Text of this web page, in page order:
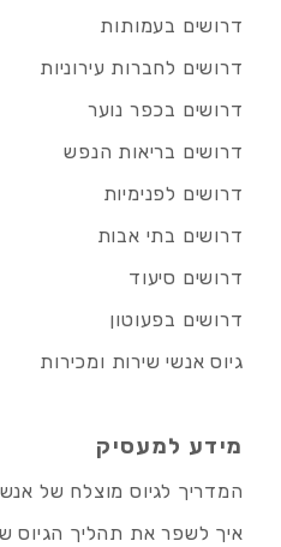
דרושים בעמותות
דרושים לחברות עירוניות
דרושים בכפר נוער
דרושים בריאות הנפש
דרושים לפנימיות
דרושים בתי אבות
דרושים סיעוד
דרושים בפעוטון
גיוס אנשי שירות ומכירות
מידע למעסיק
המדריך לגיוס מוצלח של
איך לשפר את תהליך הגיוס